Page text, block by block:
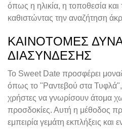
όπως η ηλικία, η τοποθεσία και
καθιστώντας την αναζήτηση
ΚΑΙΝΟΤΌΜΕΣ
ΔΙΑΣΎΝΔΕΣΗΣ
Το Sweet Date προσφέρει
όπως το "Ραντεβού στα Τυφλά",
χρήστες να γνωρίσουν άτομα
προσδοκίες. Αυτή η μέθοδος
εμπειρία γεμάτη εκπλήξεις και